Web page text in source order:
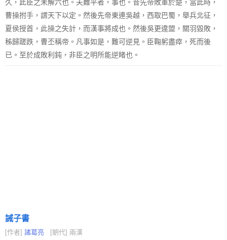
久，此臣之未解六也。夫難平者，事也。昔先帝敗軍於楚，當此時，
曹操拊手，謂天下以定。然後先帝東連吳越，西取巴蜀，舉兵北征，
夏侯授首，此操之失計，而漢事將成也。然後吳更違盟，關羽毀敗，
秭歸蹉跌，曹丕稱帝。凡事如是，難可逆見。臣鞠躬盡瘁，死而後
已。至於成敗利鈍，非臣之明所能逆睹也。
誡子書
[作者] 諸葛亮 [朝代] 兩漢